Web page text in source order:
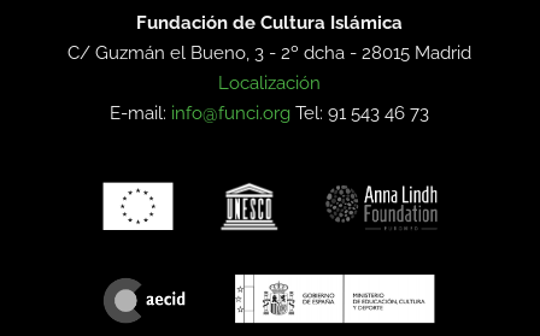
Fundación de Cultura Islámica
C/ Guzmán el Bueno, 3 - 2º dcha -28015 Madrid
Localización
E-mail: info@funci.org Tel: 91 543 46 73